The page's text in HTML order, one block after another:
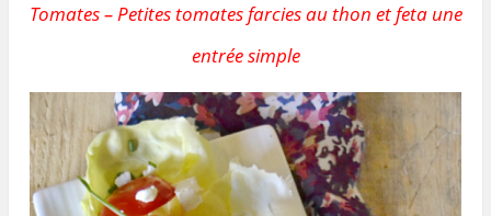
Tomates – Petites tomates farcies au thon et feta une
entrée simple